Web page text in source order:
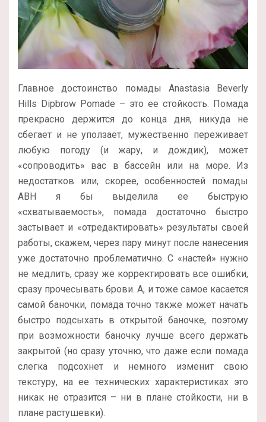
Главное достоинство помады Anastasia Beverly
Hills Dipbrow Pomade – это ее стойкость. Помада
прекрасно держится до конца дня, никуда не
сбегает и не уползает, мужественно переживает
любую погоду (и жару, и дождик), может
«сопроводить» вас в бассейн или на море. Из
недостатков или, скорее, особенностей помады
ABH я бы выделила ее быструю
«схватываемость», помада достаточно быстро
застывает и «отредактировать» результаты своей
работы, скажем, через пару минут после нанесения
уже достаточно проблематично. С «настей» нужно
не медлить, сразу же корректировать все ошибки,
сразу прочесывать брови. А, и тоже самое касается
самой баночки, помада точно также может начать
быстро подсыхать в открытой баночке, поэтому
при возможности баночку лучше всего держать
закрытой (но сразу уточню, что даже если помада
слегка подсохнет и немного изменит свою
текстуру, на ее технических характеристиках это
никак не отразится – ни в плане стойкости, ни в
плане растушевки).